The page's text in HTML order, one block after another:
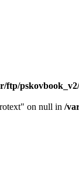
ftp/
on null in /